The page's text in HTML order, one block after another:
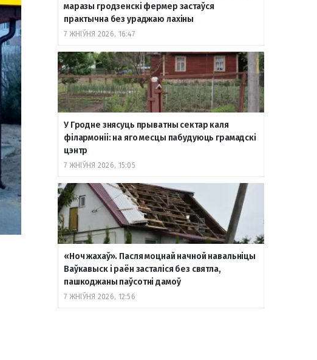
маразы гродзенскі фермер застаўся
практычна без ураджаю лахіны
7 ЖНІЎНЯ 2026, 16:47
У Гродне знясуць прыватны сектар каля
філармоніі: на яго месцы пабудуюць грамадскі
цэнтр
7 ЖНІЎНЯ 2026, 15:05
«Ноч жахаў». Пасля моцнай начной навальніцы
Ваўкавыск і раён засталіся без святла,
пашкоджаны паўсотні дамоў
7 ЖНІЎНЯ 2026, 12:56